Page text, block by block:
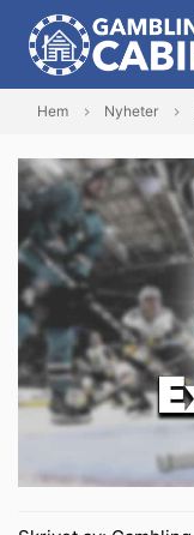
Hem Nyheter